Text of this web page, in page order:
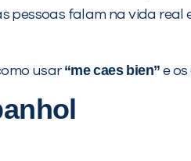
pessoas falam na vida
usar“me caes bien” e